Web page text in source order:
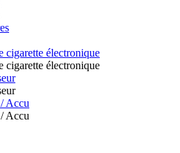
cigarette électronique
cigarette électronique
Accu
Accu